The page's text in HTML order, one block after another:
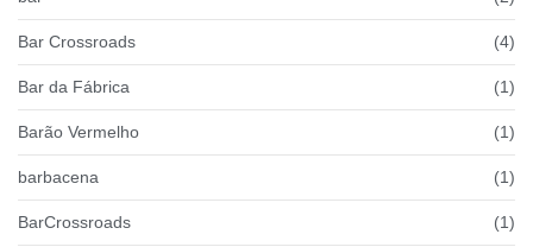
Bar Crossroads (4)
Bar da Fábrica (1)
Barão Vermelho (1)
barbacena (1)
BarCrossroads (1)